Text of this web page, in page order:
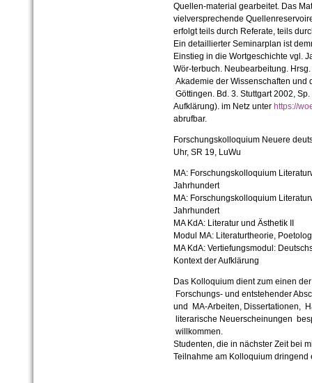
Quellen-material gearbeitet. Das
vielversprechende
erfolgt teils durch Referate, teils
Ein detaillierter Seminarplan ist
Einstieg in die Wortgeschichte vgl.
Wör-terbuch. Neubearbeitung.
Akademie der Wissenschaften und
Göttingen. Bd. 3. Stuttgart 2002,
Aufklärung). im Netz unter https://
abrufbar.
Forschungskolloquium Neuere
Uhr, SR 19, LuWu
MA: Forschungskolloquium
Jahrhundert
MA: Forschungskolloquium
Jahrhundert
MA KdA: Literatur und Ästhetik II
Modul MA: Literaturtheorie,
MA KdA: Vertiefungsmodul:
Kontext der Aufklärung
Das Kolloquium dient zum einen
Forschungs- und entstehender
und MA-Arbeiten, Dissertationen,
literarische Neuerscheinungen
willkommen.
Studenten, die in nächster Zeit bei
Teilnahme am Kolloquium dringend